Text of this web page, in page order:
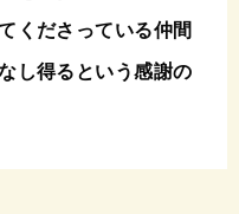
くださっている仲間
し得るという感謝の